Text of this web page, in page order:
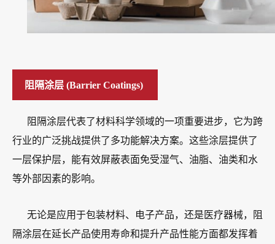
阻隔涂层 (Barrier Coatings)
阻隔涂层代表了材料科学领域的一项重要进步，它为跨
行业的广泛挑战提供了多功能解决方案。这些涂层提供了
一层保护层，能有效屏蔽表面免受湿气、油脂、油类和水
等外部因素的影响。
无论是应用于包装材料、电子产品，还是医疗器械，阻
隔涂层在延长产品使用寿命和提升产品性能方面都发挥着